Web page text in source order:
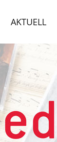
AKTUELL